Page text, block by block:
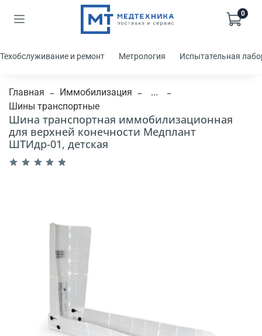
0
Техобслуживание и ремонт Метрология Испытательная
Главная Иммобилизация
...
Шины транспортные
Шина транспортная иммобилизационная
для верхней конечности Медплант
ШТИдр-01, детская